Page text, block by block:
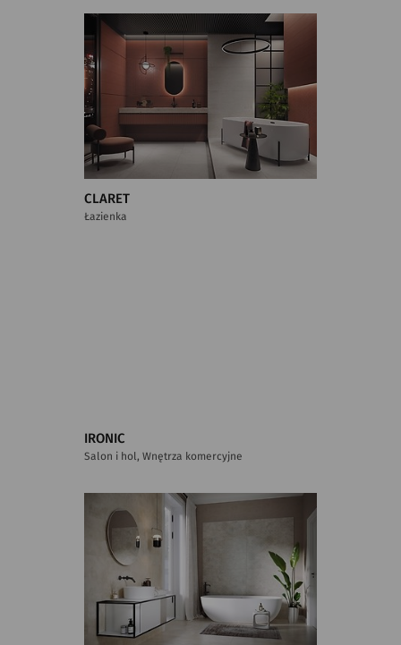
CLARET
Łazienka
IRONIC
Salon i hol, Wnętrza komercyjne